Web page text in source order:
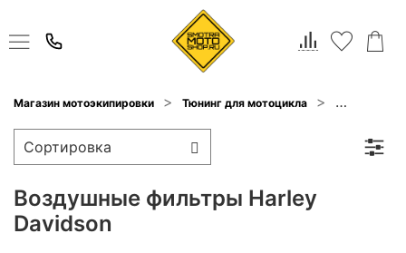
Магазин мотоэкипировки Тюнинг для мотоцикла Harley-
Воздушные фильтры Harley
Davidson